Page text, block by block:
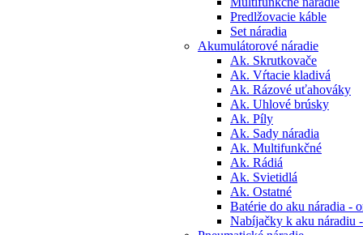
Predlžovacie káble
Set náradia
Akumulátorové náradie
Ak. Skrutkovače
Ak. Vŕtacie kladivá
Ak. Rázové uťahováky
Ak. Uhlové brúsky
Ak. Píly
Ak. Sady náradia
Ak. Multifunkčné
Ak. Rádiá
Ak. Svietidlá
Ak. Ostatné
Batérie do aku náradia -
Nabíjačky k aku náradiu